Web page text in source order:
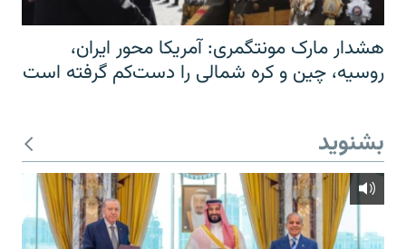
هشدار مارک مونتگمری: آمریکا محور ایران،
روسیه، چین و کره شمالی را دست‌کم گرفته است
بشنوید